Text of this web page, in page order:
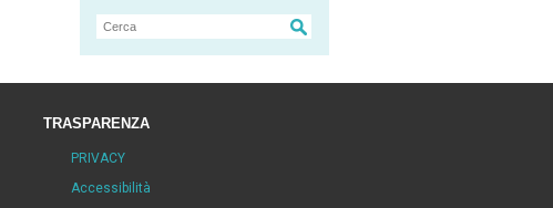
TRASPARENZA
PRIVACY
Accessibilità